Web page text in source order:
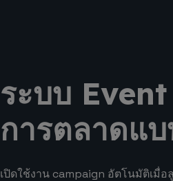
ระบบ
การตลาดแบ
เปิดใช้งาน campaign อัตโนมัติเมื่